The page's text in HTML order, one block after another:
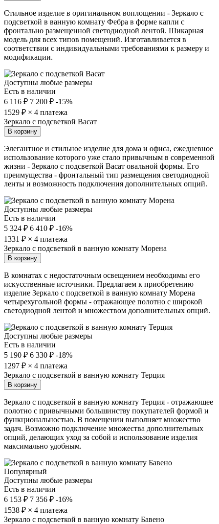
Стильное изделие в оригинальном воплощении - Зеркало с
подсветкой в ванную комнату Фебра в форме капли с
фронтально размещенной светодиодной лентой. Шикарная
модель для всех типов помещений. Изготавливается в
соответствии с индивидуальными требованиями к размеру и
модификации.
Доступны любые размеры
Есть в наличии
6 116 ₽ 7 200 ₽ -15%
1529 ₽ × 4 платежа
Зеркало с подсветкой Васат
В корзину
Элегантное и стильное изделие для дома и офиса, ежедневное
использование которого уже стало привычным в современной
жизни - Зеркало с подсветкой Васат овальной формы. Его
преимущества - фронтальный тип размещения светодиодной
ленты и возможность подключения дополнительных опций.
Доступны любые размеры
Есть в наличии
5 324 ₽ 6 410 ₽ -16%
1331 ₽ × 4 платежа
Зеркало с подсветкой в ванную комнату Морена
В корзину
В комнатах с недостаточным освещением необходимы его
искусственные источники. Предлагаем к приобретению
изделие Зеркало с подсветкой в ванную комнату Морена
четырехугольной формы - отражающее полотно с широкой
светодиодной лентой и множеством дополнительных опций.
Доступны любые размеры
Есть в наличии
5 190 ₽ 6 330 ₽ -18%
1297 ₽ × 4 платежа
Зеркало с подсветкой в ванную комнату Терция
В корзину
Зеркало с подсветкой в ванную комнату Терция - отражающее
полотно с привычными большинству покупателей формой и
функциональностью. В помещении выполняет множество
задач. Возможно подключение множества дополнительных
опций, делающих уход за собой и использование изделия
максимально удобным.
Популярный
Доступны любые размеры
Есть в наличии
6 153 ₽ 7 356 ₽ -16%
1538 ₽ × 4 платежа
Зеркало с подсветкой в ванную комнату Бавено